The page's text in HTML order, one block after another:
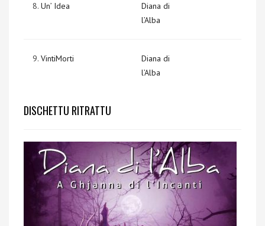
8. Un’ Idea
Diana di
l’Alba
9. VintiMorti
Diana di
l’Alba
DISCHETTU RITRATTU